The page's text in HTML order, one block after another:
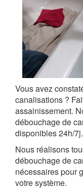
Vous avez
canalisations ?
assainissement.
débouchage de
disponibles 24h/7j.
Nous réalisons
débouchage de
nécessaires pour
votre système.